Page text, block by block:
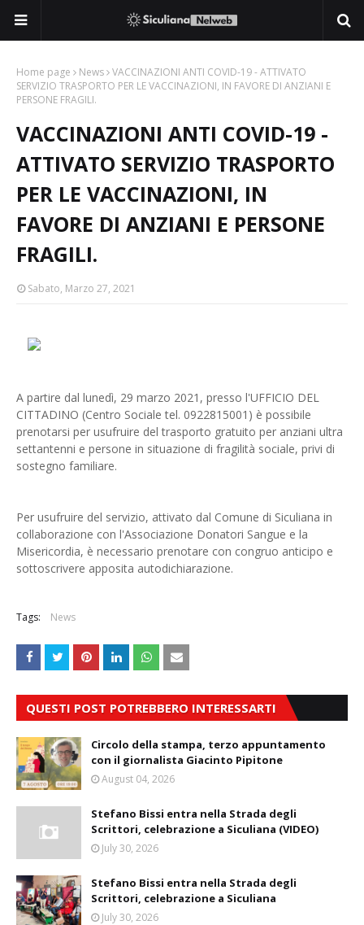
Home page News VACCINAZIONI ANTI COVID-19 - ATTIVATO
SERVIZIO TRASPORTO PER LE VACCINAZIONI, IN FAVORE DI ANZIANI E
PERSONE FRAGILI.
VACCINAZIONI ANTI COVID-19 -
ATTIVATO SERVIZIO TRASPORTO
PER LE VACCINAZIONI, IN
FAVORE DI ANZIANI E PERSONE
FRAGILI.
Sabato, Marzo 27, 2021
A partire dal lunedì, 29 marzo 2021, presso l'UFFICIO DEL
CITTADINO (Centro Sociale tel. 0922815001) è possibile
prenotarsi per usufruire del trasporto gratuito per anziani ultra
settantenni e persone in situazione di fragilità sociale, privi di
sostegno familiare.
Per usufruire del servizio, attivato dal Comune di Siculiana in
collaborazione con l'Associazione Donatori Sangue e la
Misericordia, è necessario prenotare con congruo anticipo e
sottoscrivere apposita autodichiarazione.
Tags: News
QUESTI POST POTREBBERO INTERESSARTI
Circolo della stampa, terzo appuntamento
con il giornalista Giacinto Pipitone
August 04, 2026
Stefano Bissi entra nella Strada degli
Scrittori, celebrazione a Siculiana (VIDEO)
July 30, 2026
Stefano Bissi entra nella Strada degli
Scrittori, celebrazione a Siculiana
July 30, 2026